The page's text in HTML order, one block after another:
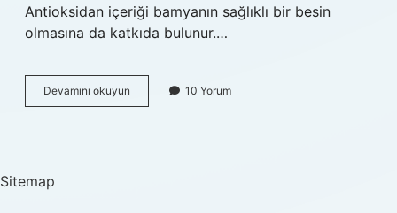
Antioksidan içeriği bamyanın sağlıklı bir besin
olmasına da katkıda bulunur.…
Devamını okuyun
Protein
10 Yorum
Sitemap